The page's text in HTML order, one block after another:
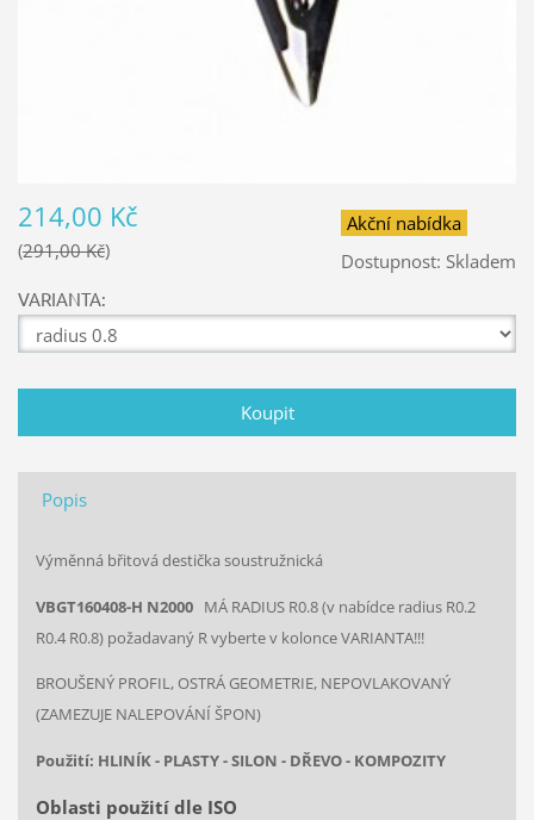
Akční nabídka
Dostupnost: Skladem
214,00 Kč
291,00 Kč
VARIANTA:
Popis
Výměnná břitová destička soustružnická
VBGT160408-H N2000 MÁ RADIUS R0.8 (v nabídce radius R0.2
R0.4 R0.8) požadavaný R vyberte v kolonce VARIANTA!!!
BROUŠENÝ PROFIL, OSTRÁ GEOMETRIE, NEPOVLAKOVANÝ
(ZAMEZUJE NALEPOVÁNÍ ŠPON)
Použití: HLINÍK - PLASTY - SILON - DŘEVO - KOMPOZITY
Oblasti použití dle ISO